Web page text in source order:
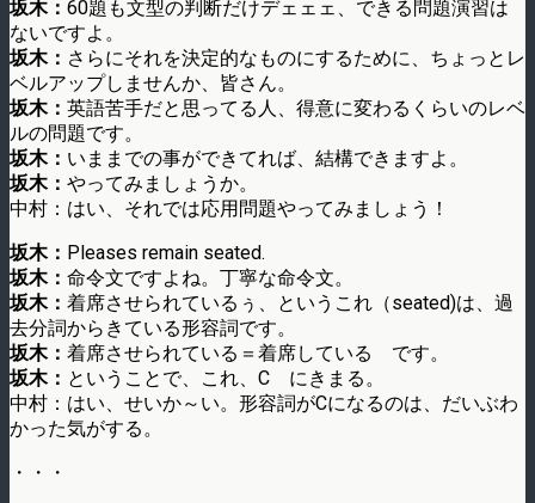
坂木： 60題も文型の判断だけデェェェ、できる問題演習は
ないですよ。
坂木： さらにそれを決定的なものにするために、ちょっとレ
ベルアップしませんか、皆さん。
坂木： 英語苦手だと思ってる人、得意に変わるくらいのレベ
ルの問題です。
坂木： いままでの事ができてれば、結構できますよ。
坂木： やってみましょうか。
中村：はい、それでは応用問題やってみましょう！
坂木： Pleases remain seated.
坂木： 命令文ですよね。丁寧な命令文。
坂木： 着席させられているぅ、というこれ（seated)は、過
去分詞からきている形容詞です。
坂木： 着席させられている＝着席している です。
坂木： ということで、これ、C にきまる。
中村：はい、せいか～い。形容詞がCになるのは、だいぶわ
かった気がする。
・・・